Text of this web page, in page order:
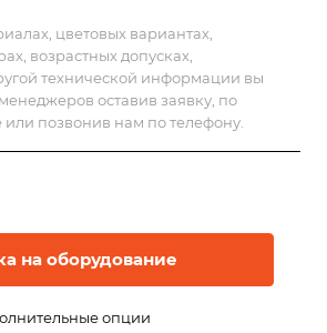
цветовых вариантах,
возрастных допусках,
технической информации вы
оставив заявку, по
или позвонив нам по телефону.
на оборудование
опции